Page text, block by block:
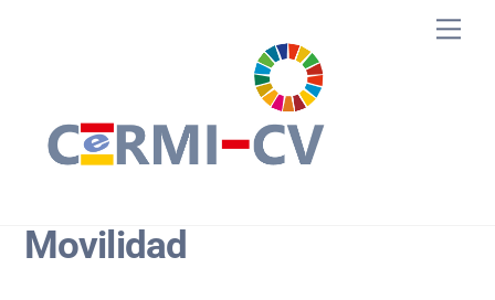
Movilidad